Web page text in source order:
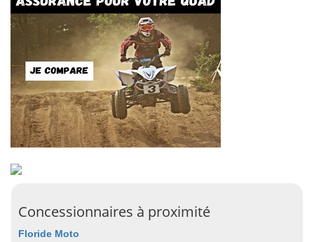
Concessionnaires à proximité
Floride Moto